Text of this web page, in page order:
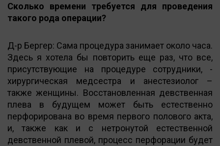
Сколько времени требуется для проведения
такого рода операции?
Д-р Бергер: Сама процедура занимает около часа.
Здесь я хотела бы повторить еще раз, что все,
присутствующие на процедуре сотрудники, -
хирургическая медсестра и анестезиолог –
также женщины. Восстановленная девственная
плева в будущем может быть естественно
перфорирована во время первого полового акта,
и, также как и с нетронутой естественной
девственной плевой, процесс перфорации будет